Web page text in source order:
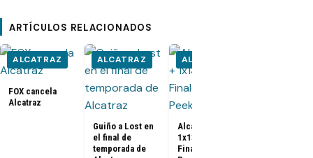
ARTÍCULOS RELACIONADOS
ALCATRAZ
FOX cancela
Alcatraz
ALCATRAZ
Guiño a Lost en
el final de
temporada de
ALCATRAZ
Alcatraz 1x12 +
1x13 Season
Finale [Sneak